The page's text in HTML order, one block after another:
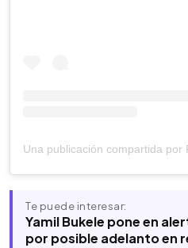
Te puede interesar:
Yamil Bukele pone en
por posible adelanto en